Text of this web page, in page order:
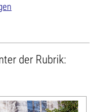
der Rubrik: